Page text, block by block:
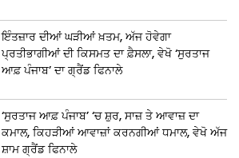
ਇੰਤਜ਼ਾਰ ਦੀਆਂ ਘੜੀਆਂ ਖ਼ਤਮ, ਅੱਜ ਹੋਵੇਗਾ
ਪ੍ਰਤੀਭਾਗੀਆਂ ਦੀ ਕਿਸਮਤ ਦਾ ਫ਼ੈਸਲਾ, ਵੇਖੋ ‘ਸੁਰਤਾਜ
ਆਫ਼ ਪੰਜਾਬ’ ਦਾ ਗ੍ਰੈਂਡ ਫਿਨਾਲੇ
‘ਸੁਰਤਾਜ ਆਫ਼ ਪੰਜਾਬ’ ‘ਚ ਸ਼ੁਰ, ਸਾਜ਼ ਤੇ ਆਵਾਜ਼ ਦਾ
ਕਮਾਲ, ਕਿਹੜੀਆਂ ਆਵਾਜ਼ਾਂ ਕਰਨਗੀਆਂ ਧਮਾਲ, ਵੇਖੋ ਅੱਜ
ਸ਼ਾਮ ਗ੍ਰੈਂਡ ਫਿਨਾਲੇ